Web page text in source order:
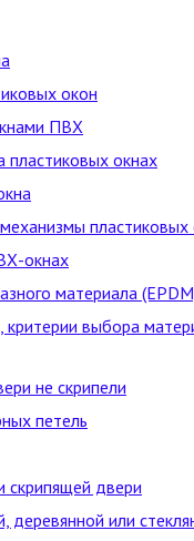
окон
ПВХ
пластиковых окнах
пластиковых
окнах
материала
выбора
не скрипели
петель
скрипящей двери
деревянной или